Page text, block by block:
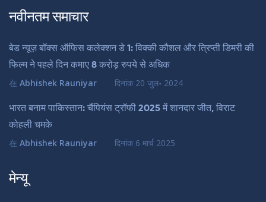
नवीनतम समाचार
बेड न्यूज़ बॉक्स ऑफिस कलेक्शन डे 1: विक्की कौशल और त्रिप्ती डिमरी की
फिल्म ने पहले दिन कमाए 8 करोड़ रुपये से अधिक
在 Abhishek Rauniyar दिनांक 20 जुल॰ 2024
भारत बनाम पाकिस्तान: चैंपियंस ट्रॉफी 2025 में शानदार जीत, विराट
कोहली चमके
在 Abhishek Rauniyar दिनांक 6 मार्च 2025
मेन्यू